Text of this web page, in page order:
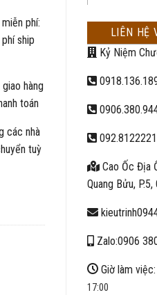
LIÊN HỆ
Kỷ Niệm
092.8122221
Cao Ốc Địa
Quang Bửu, P.5,
Zalo:0906
Giờ làm việc:
17:00
phí:
ship
hàng
toán
các nhà
tuỳ